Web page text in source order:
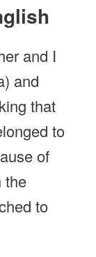
and I
and
that
to
of
the
to